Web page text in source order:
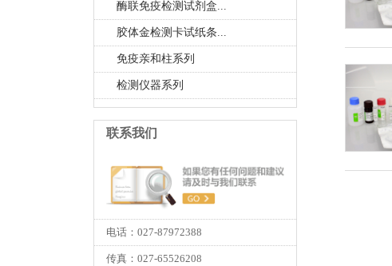
酶联免疫检测试剂盒...
胶体金检测卡试纸条...
免疫亲和柱系列
检测仪器系列
联系我们
电话：027-87972388
传真：027-65526208